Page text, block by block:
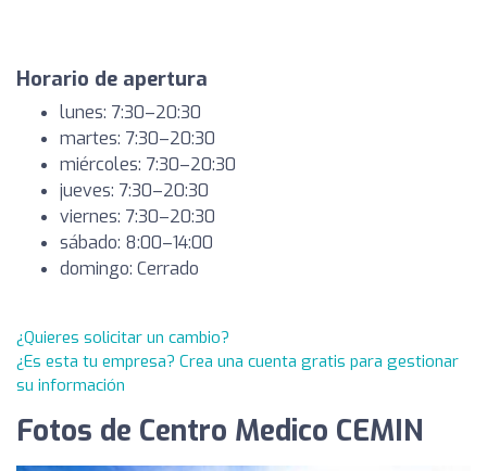
Horario de apertura
lunes: 7:30–20:30
martes: 7:30–20:30
miércoles: 7:30–20:30
jueves: 7:30–20:30
viernes: 7:30–20:30
sábado: 8:00–14:00
domingo: Cerrado
¿Quieres solicitar un cambio?
¿Es esta tu empresa? Crea una cuenta gratis para gestionar
su información
Fotos de Centro Medico CEMIN